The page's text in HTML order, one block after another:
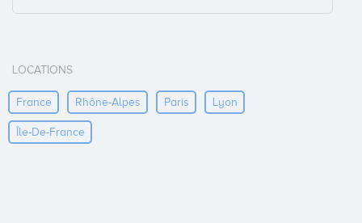
LOCATIONS
France Rhône-Alpes Paris Lyon
Île-De-France